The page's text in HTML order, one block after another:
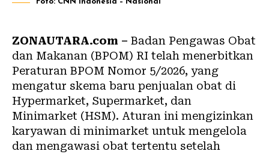
ZONAUTARA.com – Badan Pengawas Obat
dan Makanan (BPOM) RI telah menerbitkan
Peraturan BPOM Nomor 5/2026, yang
mengatur skema baru penjualan obat di
Hypermarket, Supermarket, dan
Minimarket (HSM). Aturan ini mengizinkan
karyawan di minimarket untuk mengelola
dan mengawasi obat tertentu setelah